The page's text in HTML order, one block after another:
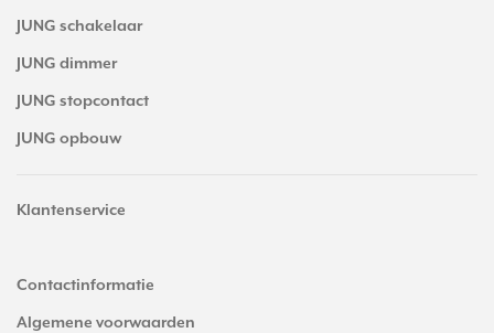
JUNG schakelaar
JUNG dimmer
JUNG stopcontact
JUNG opbouw
Klantenservice
Contactinformatie
Algemene voorwaarden